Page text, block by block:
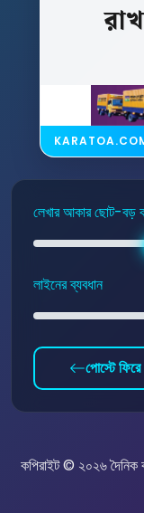
লেখার আকার ছোট-বড়
লাইনের ব্যবধান
পোস্টে ফিরে
কপিরাইট © ২০২৬